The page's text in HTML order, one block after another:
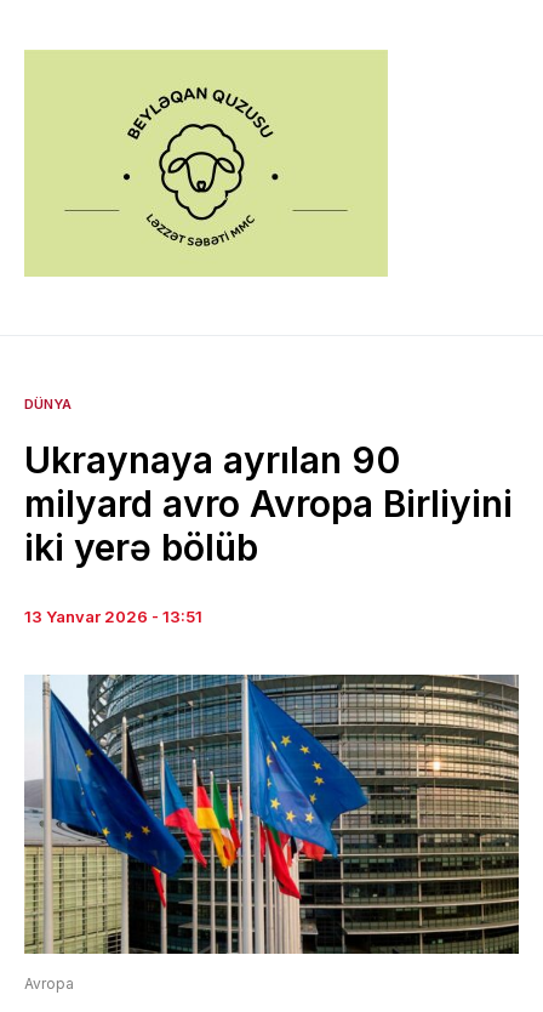
DÜNYA
Ukraynaya ayrılan 90
milyard avro Avropa Birliyini
iki yerə bölüb
13 Yanvar 2026 - 13:51
Avropa